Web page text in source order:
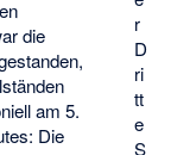
r
D
ri
tt
e
S
die
am 5.
Die